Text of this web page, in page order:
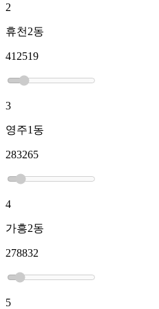
2
휴천2동
412519
3
영주1동
283265
4
가흥2동
278832
5